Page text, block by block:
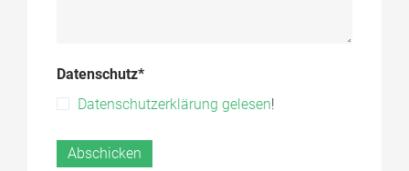
Datenschutz*
Datenschutzerklärung gelesen!
Abschicken